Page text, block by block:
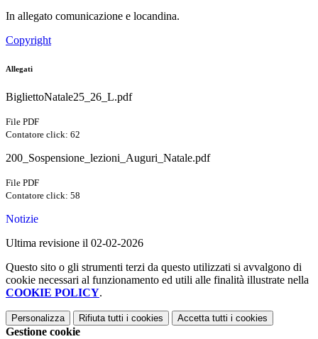
In allegato comunicazione e locandina.
Copyright
Allegati
BigliettoNatale25_26_L.pdf
File PDF
Contatore click: 62
200_Sospensione_lezioni_Auguri_Natale.pdf
File PDF
Contatore click: 58
Notizie
Ultima revisione il 02-02-2026
Questo sito o gli strumenti terzi da questo utilizzati si avvalgono di
cookie necessari al funzionamento ed utili alle finalità illustrate nella
COOKIE POLICY.
Personalizza Rifiuta tutti i cookies Accetta tutti i cookies
Gestione cookie